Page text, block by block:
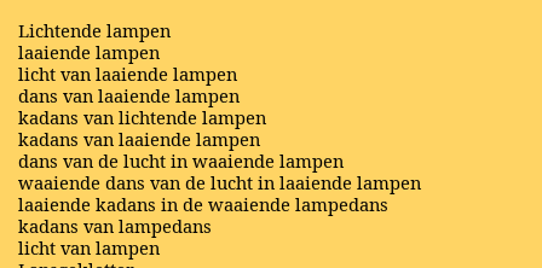
Lichtende lampen
laaiende lampen
licht van laaiende lampen
dans van laaiende lampen
kadans van lichtende lampen
kadans van laaiende lampen
dans van de lucht in waaiende lampen
waaiende dans van de lucht in laaiende lampen
laaiende kadans in de waaiende lampedans
kadans van lampedans
licht van lampen